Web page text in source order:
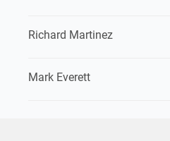
Richard Martinez
Mark Everett